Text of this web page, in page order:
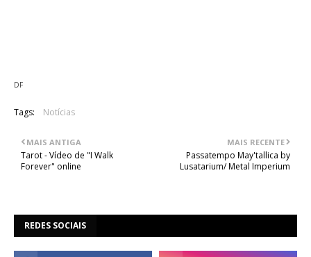
DF
Tags: Notícias
MAIS RECENTE
Passatempo May'tallica by
Lusatarium/ Metal Imperium
MAIS ANTIGA
Tarot - Vídeo de "I Walk
Forever" online
REDES SOCIAIS